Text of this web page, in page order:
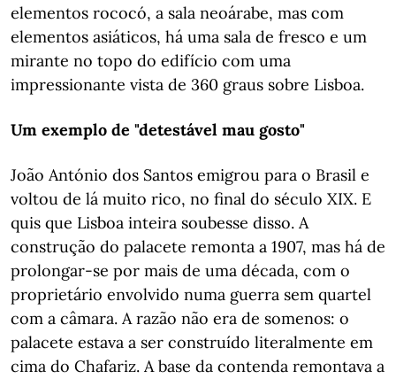
elementos rococó, a sala neoárabe, mas com
elementos asiáticos, há uma sala de fresco e um
mirante no topo do edifício com uma
impressionante vista de 360 graus sobre Lisboa.
Um exemplo de "detestável mau gosto"
João António dos Santos emigrou para o Brasil e
voltou de lá muito rico, no final do século XIX. E
quis que Lisboa inteira soubesse disso. A
construção do palacete remonta a 1907, mas há de
prolongar-se por mais de uma década, com o
proprietário envolvido numa guerra sem quartel
com a câmara. A razão não era de somenos: o
palacete estava a ser construído literalmente em
cima do Chafariz. A base da contenda remontava a